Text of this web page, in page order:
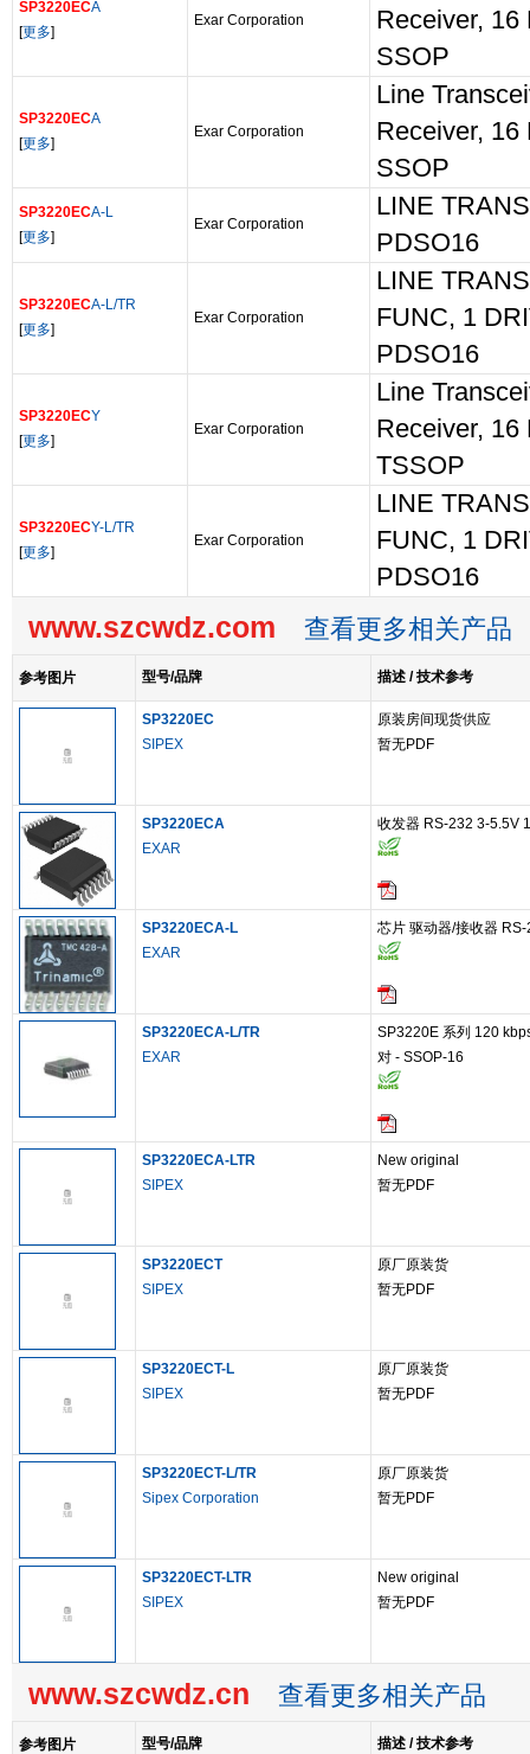
SP3220ECA
[更多]
Exar Corporation
Receiver, 16
SSOP
SP3220ECA
[更多]
Exar Corporation
Line
Receiver, 16
SSOP
SP3220ECA-L
[更多]
Exar Corporation
LINE
PDSO16
SP3220ECA-L/TR
[更多]
Exar Corporation
LINE
FUNC, 1
PDSO16
SP3220ECY
[更多]
Exar Corporation
Line
Receiver, 16
TSSOP
SP3220ECY-L/TR
[更多]
Exar Corporation
LINE
FUNC, 1
PDSO16
www.szcwdz.com 查看更多相关产品
参考图片 型号/品牌 描述 / 技术参考
SP3220EC
SIPEX
原装房间现货供应
暂无PDF
SP3220ECA
EXAR
收发器 RS-232 3-5.5V
SP3220ECA-L
EXAR
芯片 驱动器/接收器
SP3220ECA-L/TR
EXAR
SP3220E 系列 120
对 - SSOP-16
SP3220ECA-LTR
SIPEX
New original
暂无PDF
SP3220ECT
SIPEX
原厂原装货
暂无PDF
SP3220ECT-L
SIPEX
原厂原装货
暂无PDF
SP3220ECT-L/TR
Sipex Corporation
原厂原装货
暂无PDF
SP3220ECT-LTR
SIPEX
New original
暂无PDF
www.szcwdz.cn 查看更多相关产品
参考图片 型号/品牌 描述 / 技术参考